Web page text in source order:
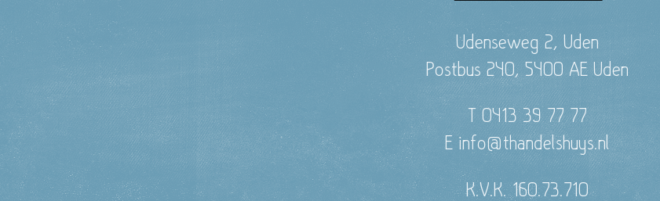
Udenseweg 2, Uden
Postbus 240, 5400 AE Uden
T 0413 39 77 77
E info@thandelshuys.nl
K.V.K. 160.73.710